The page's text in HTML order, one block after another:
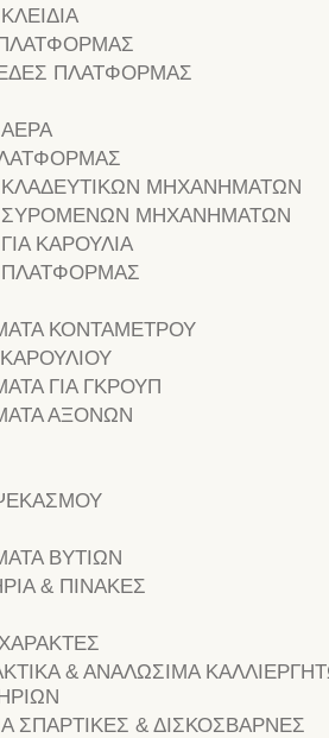
ΠΛΑΤΦΟΡΜΑΣ
ΠΛΑΤΦΟΡΜΑΣ
ΚΛΑΔΕΥΤΙΚΩΝ ΜΗΧΑΝΗΜΑΤΩΝ
ΣΥΡΟΜΕΝΩΝ ΜΗΧΑΝΗΜΑΤΩΝ
ΚΑΡΟΥΛΙΑ
ΠΛΑΤΦΟΡΜΑΣ
ΚΟΝΤΑΜΕΤΡΟΥ
ΓΙΑ ΓΚΡΟΥΠ
ΑΞΟΝΩΝ
ΒΥΤΙΩΝ
& ΠΙΝΑΚΕΣ
& ΑΝΑΛΩΣΙΜΑ
ΣΠΑΡΤΙΚΕΣ & ΔΙΣΚΟΣΒΑΡΝΕΣ